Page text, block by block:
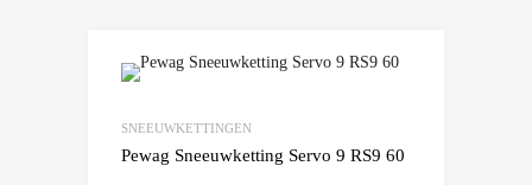
SNEEUWKETTINGEN
Pewag Sneeuwketting Servo 9 RS9 60